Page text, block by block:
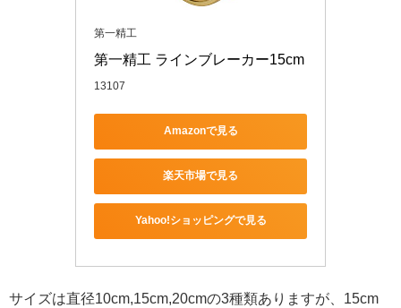
第一精工
第一精工 ラインブレーカー15cm
13107
Amazonで見る
楽天市場で見る
Yahoo!ショッピングで見る
サイズは直径10cm,15cm,20cmの3種類ありますが、15cm